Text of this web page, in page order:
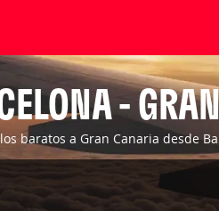
-
baratos a Gran Canaria desde